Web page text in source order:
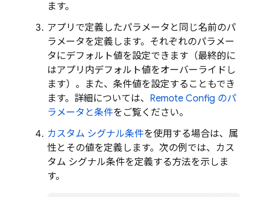
ます。
アプリで定義したパラメータと同じ名前のパ
ラメータを定義します。それぞれのパラメー
タにデフォルト値を設定できます（最終的に
はアプリ内デフォルト値をオーバーライドし
ます）。また、条件値を設定することもでき
ます。詳細については、 Remote Config のパ
ラメータと条件をご覧ください。
カスタム シグナル条件を使用する場合は、属
性とその値を定義します。次の例では、カス
タム シグナル条件を定義する方法を示しま
す。